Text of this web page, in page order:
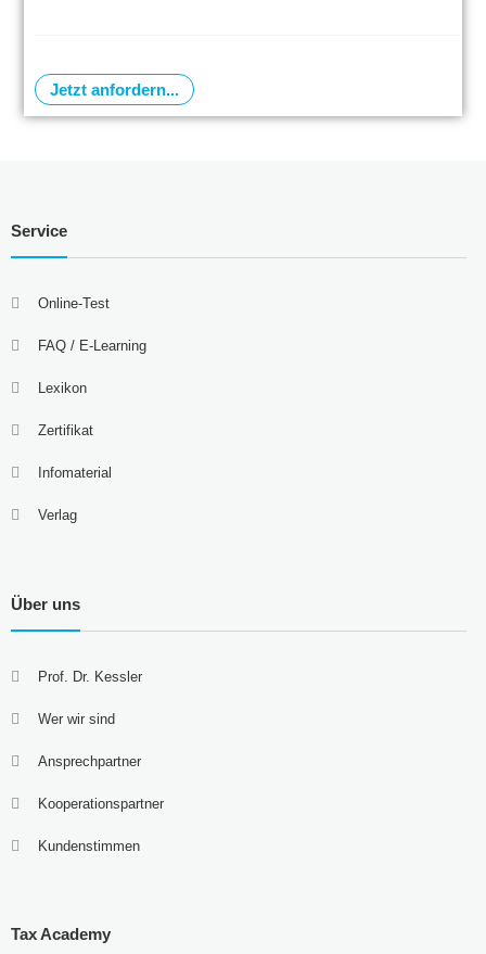
Jetzt anfordern...
Service
Online-Test
FAQ / E-Learning
Lexikon
Zertifikat
Infomaterial
Verlag
Über uns
Prof. Dr. Kessler
Wer wir sind
Ansprechpartner
Kooperationspartner
Kundenstimmen
Tax Academy